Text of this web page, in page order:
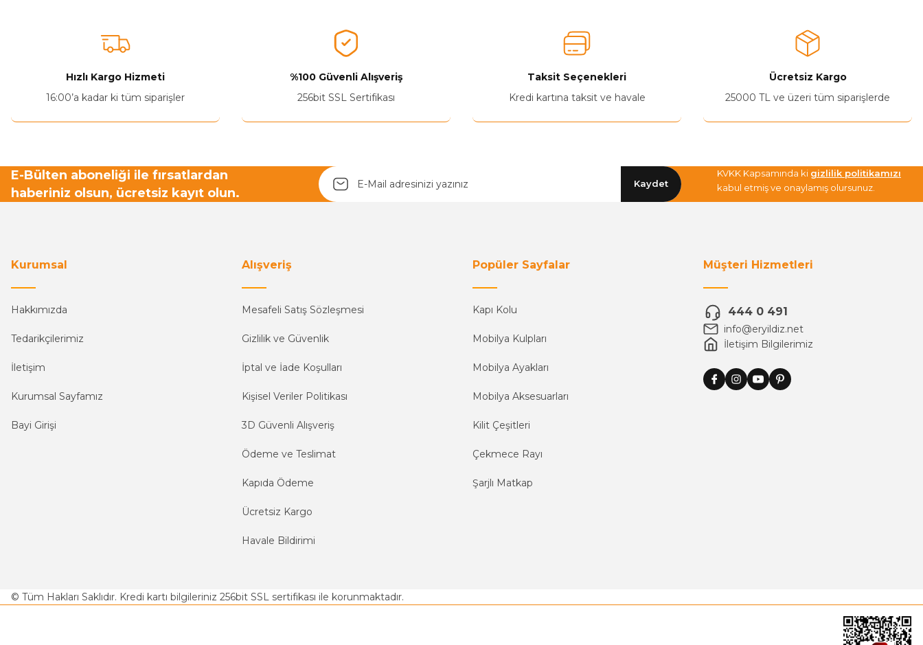
Hızlı Kargo Hizmeti
16:00’a kadar ki tüm siparişler
%100 Güvenli Alışveriş
256bit SSL Sertifikası
Taksit Seçenekleri
Kredi kartına taksit ve havale
Ücretsiz Kargo
25000 TL ve üzeri tüm siparişlerde
E-Bülten aboneliği ile fırsatlardan
haberiniz olsun, ücretsiz kayıt olun.
Kaydet
KVKK Kapsamında ki gizlilik politikamızı
kabul etmiş ve onaylamış olursunuz.
Kurumsal
Hakkımızda
Tedarikçilerimiz
İletişim
Kurumsal Sayfamız
Bayi Girişi
Alışveriş
Mesafeli Satış Sözleşmesi
Gizlilik ve Güvenlik
İptal ve İade Koşulları
Kişisel Veriler Politikası
3D Güvenli Alışveriş
Ödeme ve Teslimat
Kapıda Ödeme
Ücretsiz Kargo
Havale Bildirimi
Popüler Sayfalar
Kapı Kolu
Mobilya Kulpları
Mobilya Ayakları
Mobilya Aksesuarları
Kilit Çeşitleri
Çekmece Rayı
Şarjlı Matkap
Müşteri Hizmetleri
444 0 491
info@eryildiz.net
İletişim Bilgilerimiz
© Tüm Hakları Saklıdır. Kredi kartı bilgileriniz 256bit SSL sertifikası ile korunmaktadır.